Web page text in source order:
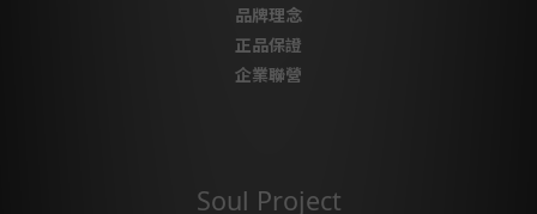
品牌理念
正品保證
企業聯營
Soul Project